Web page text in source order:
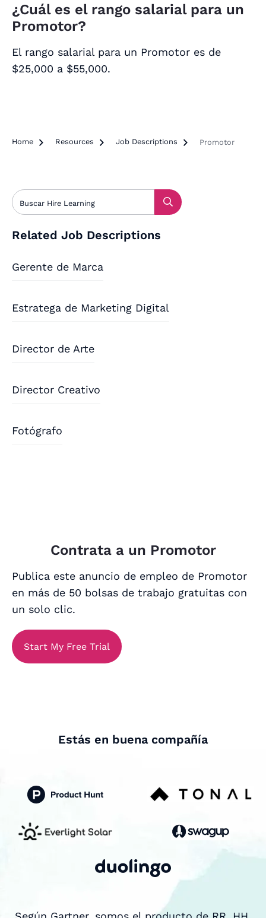
¿Cuál es el rango salarial para un
Promotor?
El rango salarial para un Promotor es de
$25,000 a $55,000.
Home  Resources  Job Descriptions  Promotor
Related Job Descriptions
Gerente de Marca
Estratega de Marketing Digital
Director de Arte
Director Creativo
Fotógrafo
Contrata a un Promotor
Publica este anuncio de empleo de Promotor
en más de 50 bolsas de trabajo gratuitas con
un solo clic.
Start My Free Trial
Estás en buena compañía